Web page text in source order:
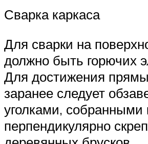
Сварка каркаса
Для сварки на
должно быть горючих
Для достижения
заранее следует
уголками, собранными
перпендикулярно